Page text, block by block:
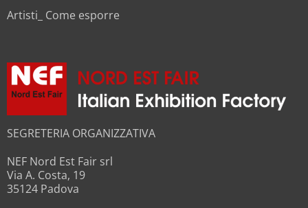
Artisti_ Come esporre
SEGRETERIA ORGANIZZATIVA
NEF Nord Est Fair srl
Via A. Costa, 19
35124 Padova